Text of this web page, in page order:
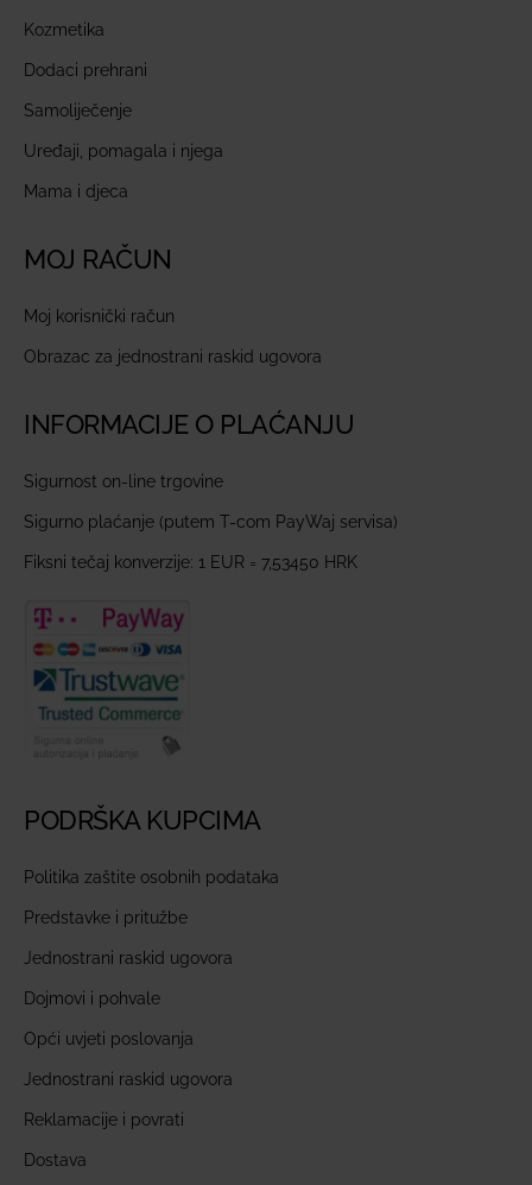
Kozmetika
Dodaci prehrani
Samoliječenje
Uređaji, pomagala i njega
Mama i djeca
MOJ RAČUN
Moj korisnički račun
Obrazac za jednostrani raskid ugovora
INFORMACIJE O PLAĆANJU
Sigurnost on-line trgovine
Sigurno plaćanje (putem T-com PayWaj servisa)
Fiksni tečaj konverzije: 1 EUR = 7,53450 HRK
PODRŠKA KUPCIMA
Politika zaštite osobnih podataka
Predstavke i pritužbe
Jednostrani raskid ugovora
Dojmovi i pohvale
Opći uvjeti poslovanja
Jednostrani raskid ugovora
Reklamacije i povrati
Dostava